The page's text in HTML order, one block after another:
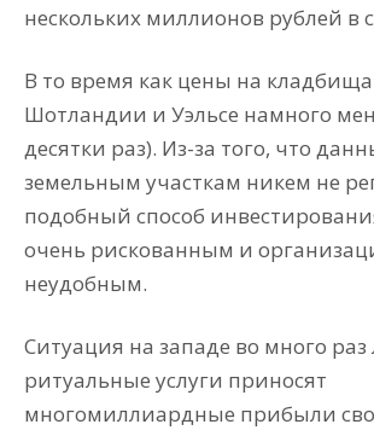
нескольких миллионов рублей в
В то время как цены на
Шотландии и Уэльсе намного
десятки раз). Из-за того, что
земельным участкам никем не
подобный способ
очень рискованным и
неудобным.
Ситуация на западе во много
ритуальные услуги приносят
многомиллиардные прибыли